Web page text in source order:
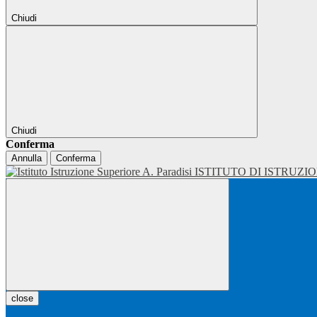
Chiudi
Chiudi
Conferma
Annulla Conferma
ISTITUTO DI
close